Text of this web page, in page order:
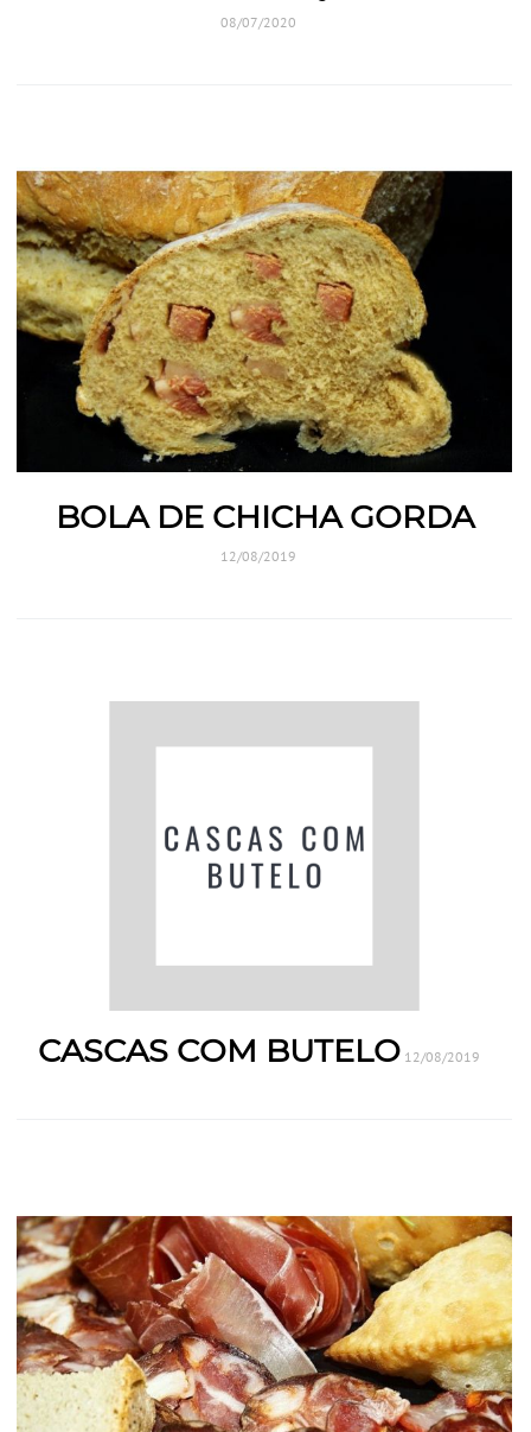
08/07/2020
BOLA DE CHICHA GORDA
12/08/2019
CASCAS COM BUTELO 12/08/2019